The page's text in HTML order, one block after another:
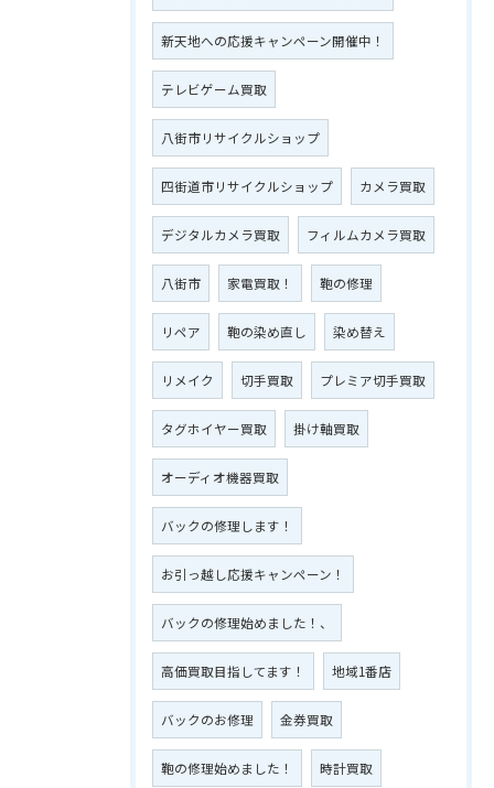
新天地への応援キャンペーン開催中！
テレビゲーム買取
八街市リサイクルショップ
四街道市リサイクルショップ カメラ買取
デジタルカメラ買取 フィルムカメラ買取
八街市 家電買取！ 鞄の修理
リペア 鞄の染め直し 染め替え
リメイク 切手買取 プレミア切手買取
タグホイヤー買取 掛け軸買取
オーディオ機器買取
バックの修理します！
お引っ越し応援キャンペーン！
バックの修理始めました！、
高価買取目指してます！ 地域1番店
バックのお修理 金券買取
鞄の修理始めました！ 時計買取